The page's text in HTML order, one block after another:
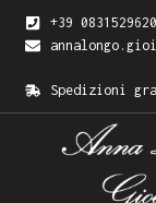
+39 0831529620
Spedizioni